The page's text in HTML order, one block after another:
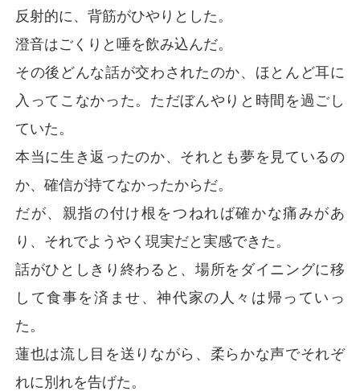
反射的に、背筋がひやりとした。
澄音はごくりと唾を飲み込んだ。
その後どんな話が交わされたのか、ほとんど耳に
入ってこなかった。ただぼんやりと時間を過ごし
ていた。
本当に生き返ったのか、それとも夢を見ているの
か、確信が持てなかったからだ。
だが、親指の付け根をつねれば確かな痛みがあ
り、それでようやく現実だと実感できた。
話がひとしきり終わると、場所をダイニングに移
して食事を済ませ、神代家の人々は帰っていっ
た。
蓮也は流し目を送りながら、柔らかな声でそれぞ
れに別れを告げた。